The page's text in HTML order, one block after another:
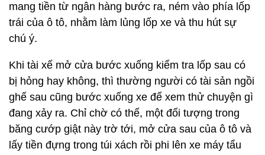
mang tiền từ ngân hàng bước ra, ném vào phía lốp
trái của ô tô, nhằm làm lủng lốp xe và thu hút sự
chú ý.
Khi tài xế mở cửa bước xuống kiểm tra lốp sau có
bị hỏng hay không, thì thường người có tài sản ngồi
ghế sau cũng bước xuống xe để xem thử chuyện gì
đang xảy ra. Chỉ chờ có thế, một đối tượng trong
băng cướp giật này trờ tới, mở cửa sau của ô tô và
lấy tiền đựng trong túi xách rồi phi lên xe máy tẩu